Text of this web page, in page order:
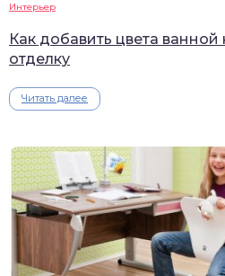
Интерьер
Как добавить цвета
отделку
Читать далее